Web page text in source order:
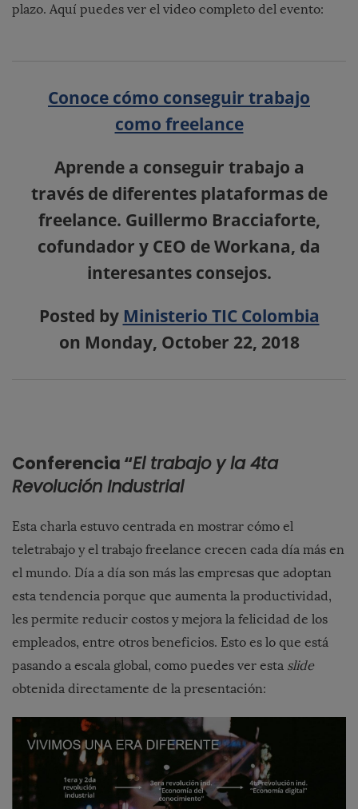
plazo. Aquí puedes ver el video completo del evento:
Conoce cómo conseguir trabajo
como freelance
Aprende a conseguir trabajo a
través de diferentes plataformas de
freelance. Guillermo Bracciaforte,
cofundador y CEO de Workana, da
interesantes consejos.
Posted by Ministerio TIC Colombia
on Monday, October 22, 2018
Conferencia “El trabajo y la 4ta
Revolución Industrial
Esta charla estuvo centrada en mostrar cómo el
teletrabajo y el trabajo freelance crecen cada día más en
el mundo. Día a día son más las empresas que adoptan
esta tendencia porque que aumenta la productividad,
les permite reducir costos y mejora la felicidad de los
empleados, entre otros beneficios. Esto es lo que está
pasando a escala global, como puedes ver esta slide
obtenida directamente de la presentación: